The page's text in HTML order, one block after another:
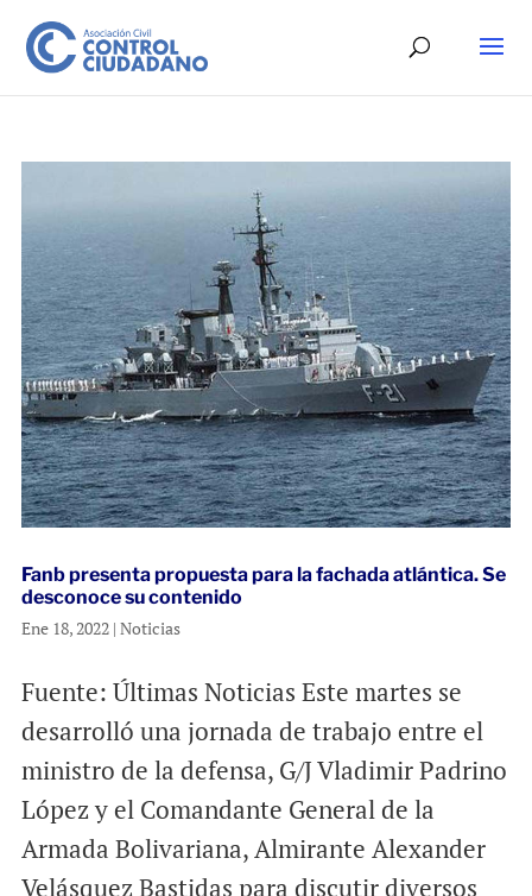
Fanb presenta propuesta para la fachada atlántica. Se
desconoce su contenido
Ene 18, 2022| Noticias
Fuente: Últimas Noticias Este martes se
desarrolló una jornada de trabajo entre el
ministro de la defensa, G/J Vladimir Padrino
López y el Comandante General de la
Armada Bolivariana, Almirante Alexander
Velásquez Bastidas para discutir diversos